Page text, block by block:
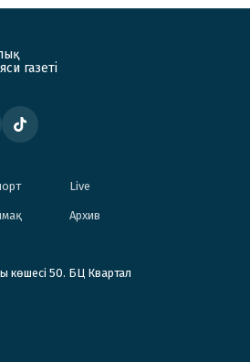
газеті
Live
Архив
көшесі 50. БЦ Квартал